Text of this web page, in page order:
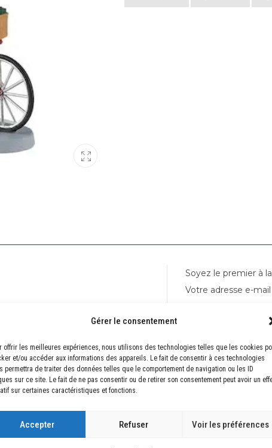
Gérer le consentement
offrir les meilleures expériences, nous utilisons des technologies telles que les cookies
et/ou accéder aux informations des appareils. Le fait de consentir à ces technologies
permettra de traiter des données telles que le comportement de navigation ou les ID
sur ce site. Le fait de ne pas consentir ou de retirer son consentement peut avoir un
sur certaines caractéristiques et fonctions.
Accepter Refuser Voir les préférences
Soyez le premier à
Votre adresse e-
Votre avis*